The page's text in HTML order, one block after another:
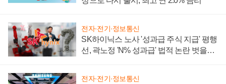
전자·전기·정보통신
SK하이닉스 노사 '성과급 주식 지급' 평행
선, 곽노정 'N% 성과급' 법적 논란 벗을지
전자·전기·정보통신